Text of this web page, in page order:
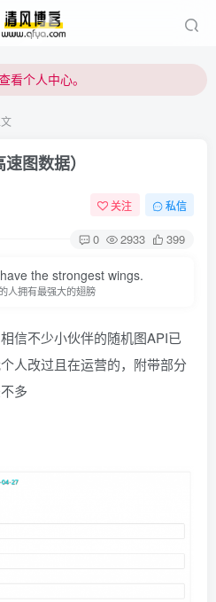
看个人中心。
站长 - 清风博客
看个人中心。
图数据）
关注 私信
0 2933 399
the strongest wings.
人拥有最强大的翅膀
信不少小伙伴的随机图API已
人改过且在运营的，附带部分
多